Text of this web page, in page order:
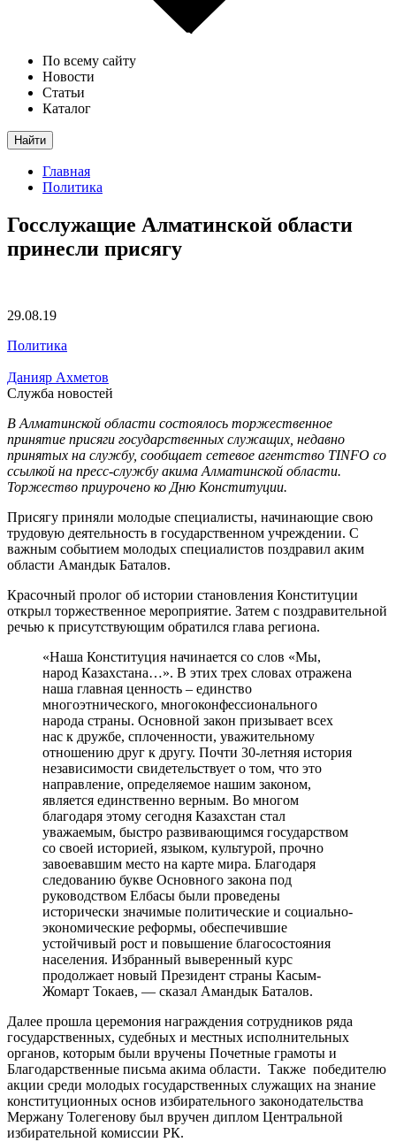
По всему сайту
Новости
Статьи
Каталог
Найти
Главная
Политика
Госслужащие Алматинской области
принесли присягу
29.08.19
Политика
Данияр Ахметов
Служба новостей
В Алматинской области состоялось торжественное
принятие присяги государственных служащих, недавно
принятых на службу, сообщает сетевое агентство TINFO со
ссылкой на пресс-службу акима Алматинской области.
Торжество приурочено ко Дню Конституции.
Присягу приняли молодые специалисты, начинающие свою
трудовую деятельность в государственном учреждении. С
важным событием молодых специалистов поздравил аким
области Амандык Баталов.
Красочный пролог об истории становления Конституции
открыл торжественное мероприятие. Затем с поздравительной
речью к присутствующим обратился глава региона.
«Наша Конституция начинается со слов «Мы,
народ Казахстана…». В этих трех словах отражена
наша главная ценность – единство
многоэтнического, многоконфессионального
народа страны. Основной закон призывает всех
нас к дружбе, сплоченности, уважительному
отношению друг к другу. Почти 30-летняя история
независимости свидетельствует о том, что это
направление, определяемое нашим законом,
является единственно верным. Во многом
благодаря этому сегодня Казахстан стал
уважаемым, быстро развивающимся государством
со своей историей, языком, культурой, прочно
завоевавшим место на карте мира. Благодаря
следованию букве Основного закона под
руководством Елбасы были проведены
исторически значимые политические и социально-
экономические реформы, обеспечившие
устойчивый рост и повышение благосостояния
населения. Избранный выверенный курс
продолжает новый Президент страны Касым-
Жомарт Токаев, — сказал Амандык Баталов.
Далее прошла церемония награждения сотрудников ряда
государственных, судебных и местных исполнительных
органов, которым были вручены Почетные грамоты и
Благодарственные письма акима области. Также победителю
акции среди молодых государственных служащих на знание
конституционных основ избирательного законодательства
Мержану Толегенову был вручен диплом Центральной
избирательной комиссии РК.